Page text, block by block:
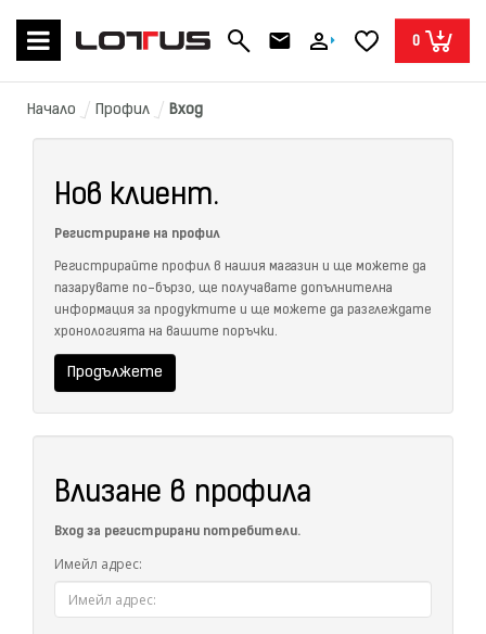
0
Начало Профил Вход
Нов клиент.
Регистриране на профил
Регистрирайте профил в нашия магазин и ще можете да
пазарувате по-бързо, ще получавате допълнителна
информация за продуктите и ще можете да разглеждате
хронологията на вашите поръчки.
Продължете
Влизане в профила
Вход за регистрирани потребители.
Имейл адрес: